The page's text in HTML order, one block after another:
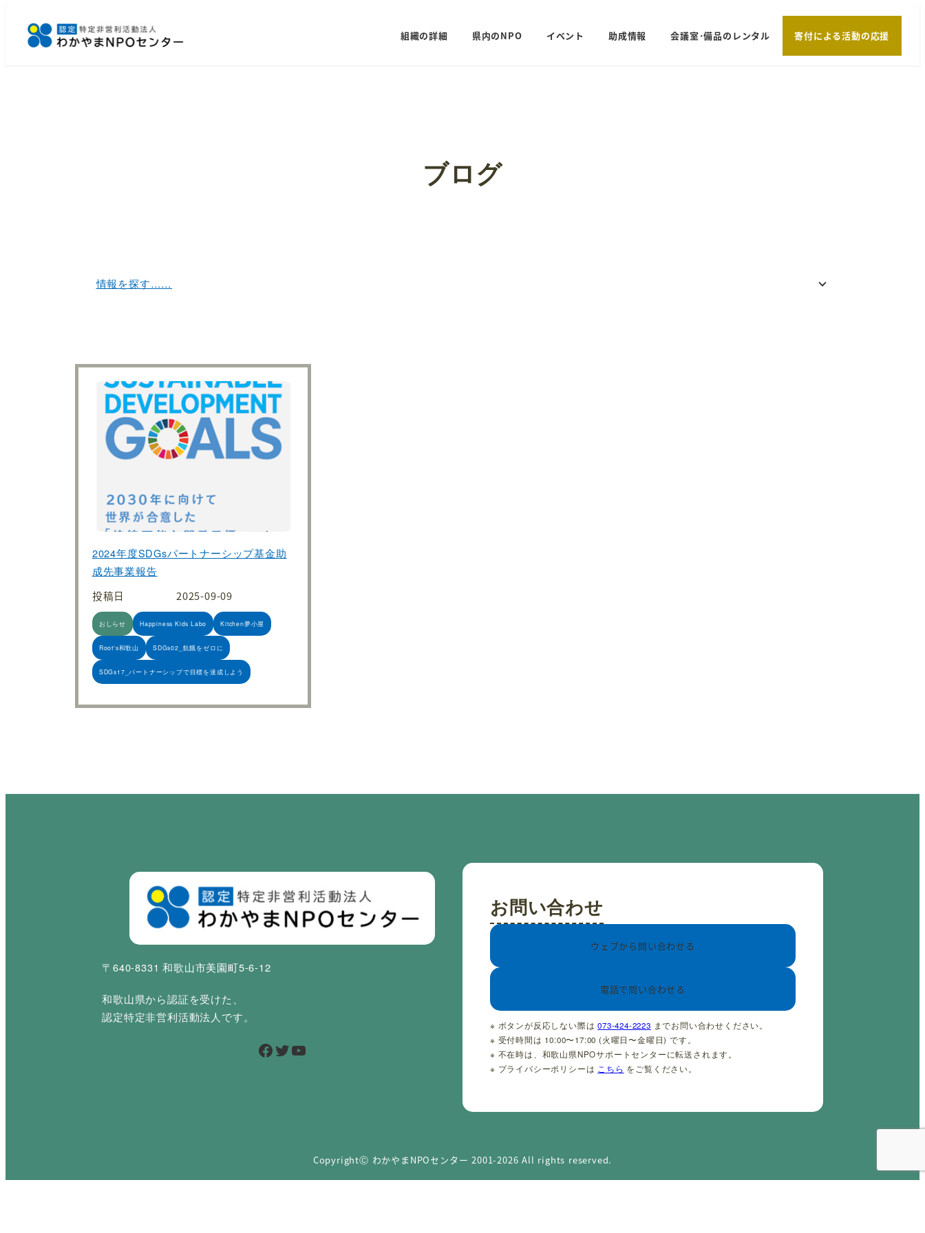
組織の詳細 県内のNPO イベント 助成情報 会議室･備品のレンタル 寄付による活動の応援
ブログ
情報を探す……
2024年度SDGsパートナーシップ基金助
成先事業報告
投稿日
2025-09-09
おしらせ Happiness Kids Labo Kitchen夢小屋
Root's和歌山 SDGs02_飢餓をゼロに
SDGs17_パートナーシップで目標を達成しよう
〒640-8331 和歌山市美園町5-6-12
和歌山県から認証を受けた、
認定特定非営利活動法人です。
Facebook Twitter YouTube
お問い合わせ
ウェブから問い合わせる
電話で問い合わせる
※ ボタンが反応しない際は073-424-2223 までお問い合わせください。
※ 受付時間は 10:00〜17:00 (火曜日〜金曜日) です。
※ 不在時は、和歌山県NPOサポートセンターに転送されます。
※ プライバシーポリシーは こちら をご覧ください。
CopyrightⒸ わかやまNPOセンター 2001-2026 All rights reserved.